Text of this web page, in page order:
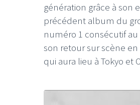
génération grâce à son
précédent album du
numéro 1 consécutif
son retour sur scène
qui aura lieu à Tokyo et